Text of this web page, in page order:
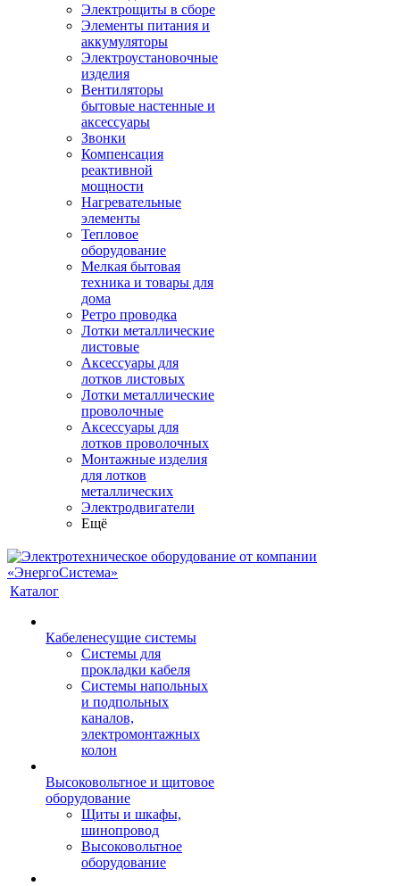
Электрощиты в сборе
Элементы питания и
аккумуляторы
Электроустановочные
изделия
Вентиляторы
бытовые настенные и
аксессуары
Звонки
Компенсация
реактивной
мощности
Нагревательные
элементы
Тепловое
оборудование
Мелкая бытовая
техника и товары для
дома
Ретро проводка
Лотки металлические
листовые
Аксессуары для
лотков листовых
Лотки металлические
проволочные
Аксессуары для
лотков проволочных
Монтажные изделия
для лотков
металлических
Электродвигатели
Ещё
Каталог
Кабеленесущие системы
Системы для
прокладки кабеля
Системы напольных
и подпольных
каналов,
электромонтажных
колон
Высоковольтное и щитовое
оборудование
Щиты и шкафы,
шинопровод
Высоковольтное
оборудование